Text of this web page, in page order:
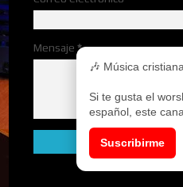
🎶 Música
Si te gusta el
español, este
Suscribirme
Mensaje*